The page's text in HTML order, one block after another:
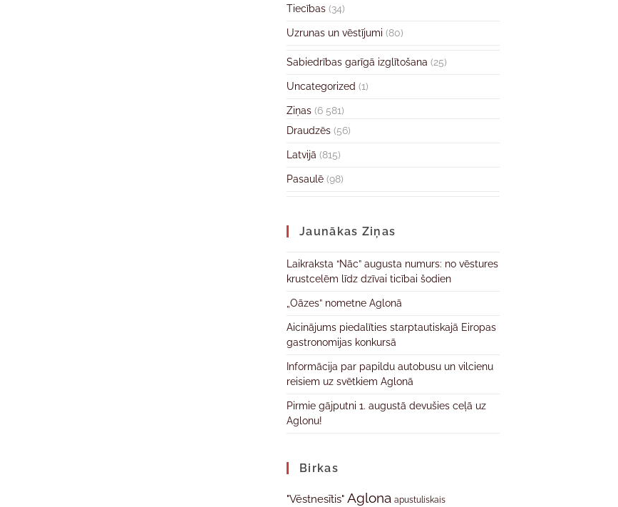
Tiecības (34)
Uzrunas un vēstījumi (80)
Sabiedrības garīgā izglītošana (25)
Uncategorized (1)
Ziņas (6 581)
Draudzēs (56)
Latvijā (815)
Pasaulē (98)
Jaunākas Ziņas
Laikraksta “Nāc” augusta numurs: no vēstures
krustcelēm līdz dzīvai ticībai šodien
„Oāzes” nometne Aglonā
Aicinājums piedalīties starptautiskajā Eiropas
gastronomijas konkursā
Informācija par papildu autobusu un vilcienu
reisiem uz svētkiem Aglonā
Pirmie gājputni 1. augustā devušies ceļā uz
Aglonu!
Birkas
"Vēstnesītis" Aglona apustuliskais